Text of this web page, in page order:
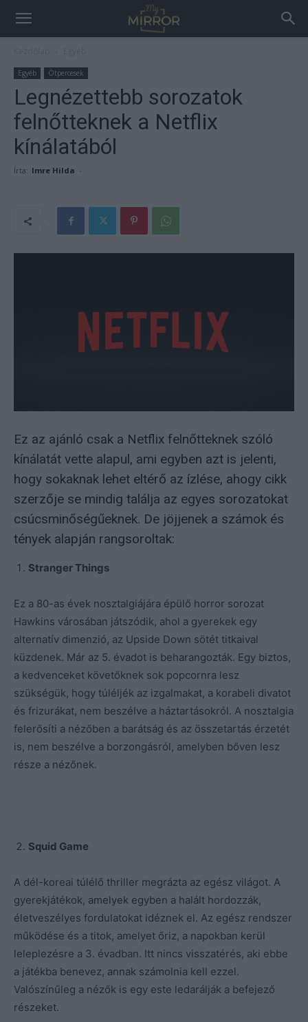
Egyéb Ötpercesek
Legnézettebb sorozatok
felnőtteknek a Netflix
kínálatából
Írta: Imre Hilda -
Ez az ajánló csak a Netflix felnőtteknek szóló
kínálatát vette alapul, ami egyben azt is jelenti,
hogy sokaknak lehet eltérő az ízlése, ahogy cikk
szerzője se mindig találja az egyes sorozatokat
csúcsminőségűeknek. De jöjjenek a számok és
tények alapján rangsoroltak:
Stranger Things
Ez a 80-as évek nosztalgiájára épülő horror sorozat
Hawkins városában játszódik, ahol a gyerekek egy
alternatív dimenzió, az Upside Down sötét titkaival
küzdenek. Már az 5. évadot is beharangozták. Egy biztos,
a kedvenceket követőknek sok popcornra lesz
szükségük, hogy túléljék az izgalmakat, a korabeli divatot
és frizurákat, nem beszélve a háztartásokról. A nosztalgia
felerősíti a nézőben a barátság és az összetartás érzetét
is, nem beszélve a borzongásról, amelyben bőven lesz
része a nézőnek.
Squid Game
A dél-koreai túlélő thriller megrázta az egész világot. A
gyerekjátékok, amelyek egyben a halált hordozzák,
életveszélyes fordulatokat idéznek el. Az egész rendszer
működése és a titok, amelyet őriz, a napokban kerül
leleplezésre a 3. évadban. Itt nincs visszatérés, aki ebbe
a játékba benevez, annak számolnia kell ezzel.
Valószínűleg a nézők is egy este ledarálják a befejező
részeket.